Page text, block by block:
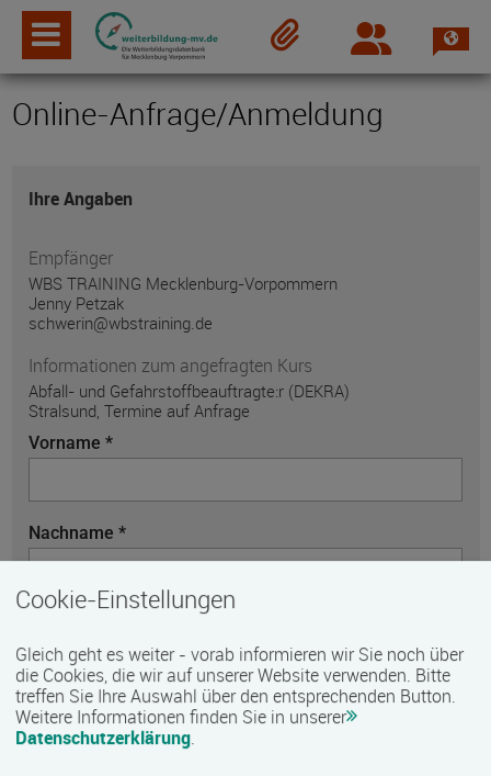
Login
Online-Anfrage/Anmeldung
Ihre Angaben
Empfänger
WBS TRAINING Mecklenburg-Vorpommern
Jenny Petzak
schwerin@wbstraining.de
Informationen zum angefragten Kurs
Abfall- und Gefahrstoffbeauftragte:r (DEKRA)
Stralsund, Termine auf Anfrage
Vorname *
Nachname *
E-Mail *
Cookie-Einstellungen
Gleich geht es weiter - vorab informieren wir Sie noch über
die Cookies, die wir auf unserer Website verwenden. Bitte
treffen Sie Ihre Auswahl über den entsprechenden Button.
Weitere Informationen finden Sie in unserer
Datenschutzerklärung.